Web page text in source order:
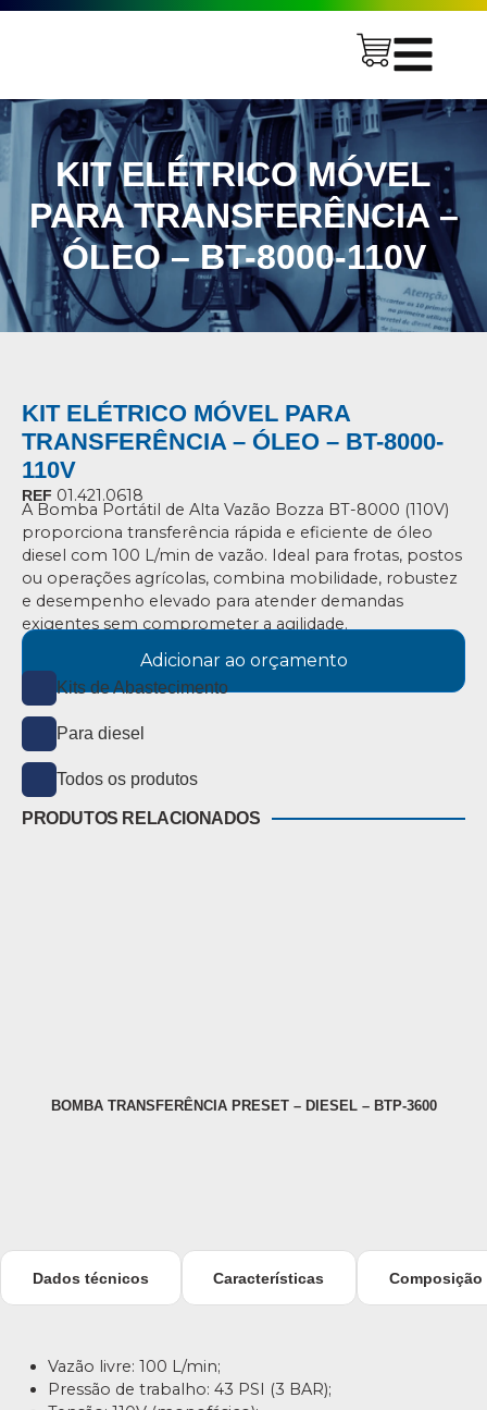
KIT ELÉTRICO MÓVEL
PARA TRANSFERÊNCIA –
ÓLEO – BT-8000-110V
KIT ELÉTRICO MÓVEL PARA
TRANSFERÊNCIA – ÓLEO – BT-8000-
110V
REF 01.421.0618
A Bomba Portátil de Alta Vazão Bozza BT-8000 (110V)
proporciona transferência rápida e eficiente de óleo
diesel com 100 L/min de vazão. Ideal para frotas, postos
ou operações agrícolas, combina mobilidade, robustez
e desempenho elevado para atender demandas
exigentes sem comprometer a agilidade.
Adicionar ao orçamento
Kits de Abastecimento
Para diesel
Todos os produtos
PRODUTOS RELACIONADOS
BOMBA TRANSFERÊNCIA PRESET – DIESEL – BTP-3600
Dados técnicos Características Composição
Vazão livre: 100 L/min;
Pressão de trabalho: 43 PSI (3 BAR);